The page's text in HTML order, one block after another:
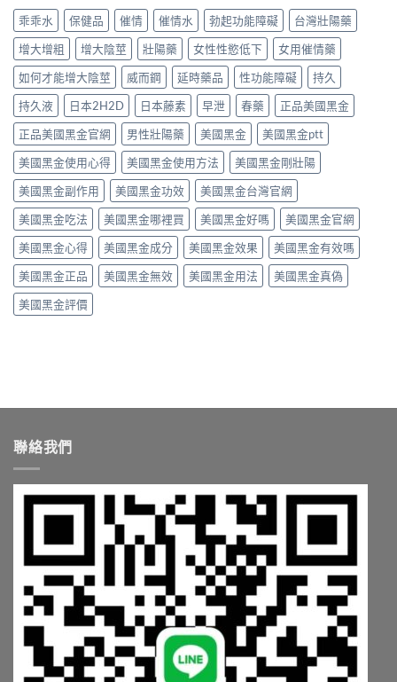
心
選
購
點〉
中
真
相
安
心
選
購
重
點〉
中
局
行
情、
印
度
學
名
藥
與
安
心
購
買
管
道〉
中
些？
藥
解
析
成
分
安
全
性、
正
確
用
法
與
安
心
選
購
重
點〉
評
價
ptt
熱
議！
藥
師
實
測
效
果、
成
分
解
析
與
安
心
購
買
管
乖乖水 保健品 催情 催情水 勃起功能障礙
台灣壯陽藥
增大增粗
增大陰莖 壯陽藥 女性性慾低下
女用催情藥
如何才能增大陰莖
威而鋼 延時藥品 性功能障礙
持久
持久液
日本2H2D 日本藤素 早泄 春藥
正品美國黑金
正品美國黑金官網
男性壯陽藥 美國黑金
美國黑金ptt
美國黑金使用心得
美國黑金使用方法
美國黑金剛壯陽
美國黑金副作用
美國黑金功效
美國黑金台灣官網
美國黑金吃法
美國黑金哪裡買 美國黑金好嗎
美國黑金官網
美國黑金心得
美國黑金成分 美國黑金效果
美國黑金有效嗎
美國黑金正品
美國黑金無效 美國黑金用法
美國黑金真偽
美國黑金評價
聯絡我們